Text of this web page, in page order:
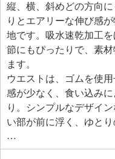
縦、横、斜めどの方向
りとエアリーな伸び感
地です。吸水速乾加工
節にもぴったりで、素
ます。
ウエストは、ゴムを使
感が少なく、食い込み
り。シンプルなデザイ
い部が前に浮く、ゆと
なパターンを採用し、
た。クロッチ部分は、